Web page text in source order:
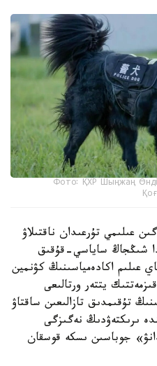
Фото: ҚХР Шыңжаң
عىلىمي تۇرعىدان ناقتىلاۋ
تامىزدا شىڭجاڭ ساياسي-قۇقىق
عىلىم اكادەمياسىنىڭ كۋنمين
يتتەر ورتالىعى
تۇقىمدىق تازالىعىن ساقتاۋ
ىرىكتەۋدىڭ نەگىزگى
جوباسىن ىسكە قوسقان